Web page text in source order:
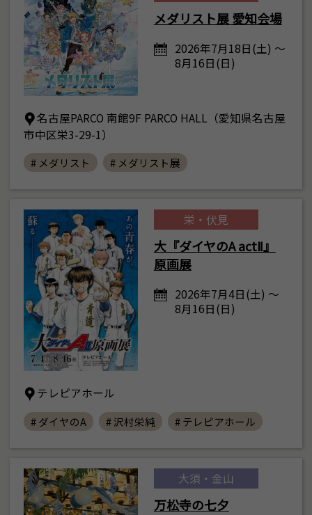
メダリスト展 愛知会場
2026年7月18日(土) ～
8月16日(日)
名古屋PARCO 南館9F PARCO HALL（愛知県名古屋
市中区栄3-29-1）
# メダリスト # メダリスト展
栄・伏見
大『ダイヤのA actⅡ』
原画展
2026年7月4日(土) ～
8月16日(日)
テレピアホール
# ダイヤのA # 沢村栄純 # テレピアホール
大須・金山
万松寺の七夕